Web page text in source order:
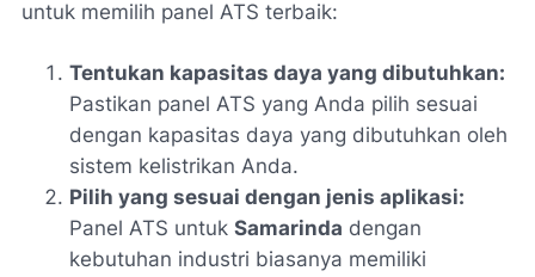
untuk memilih panel ATS terbaik:
Tentukan kapasitas daya yang dibutuhkan:
Pastikan panel ATS yang Anda pilih sesuai
dengan kapasitas daya yang dibutuhkan oleh
sistem kelistrikan Anda.
Pilih yang sesuai dengan jenis aplikasi:
Panel ATS untuk Samarinda dengan
kebutuhan industri biasanya memiliki